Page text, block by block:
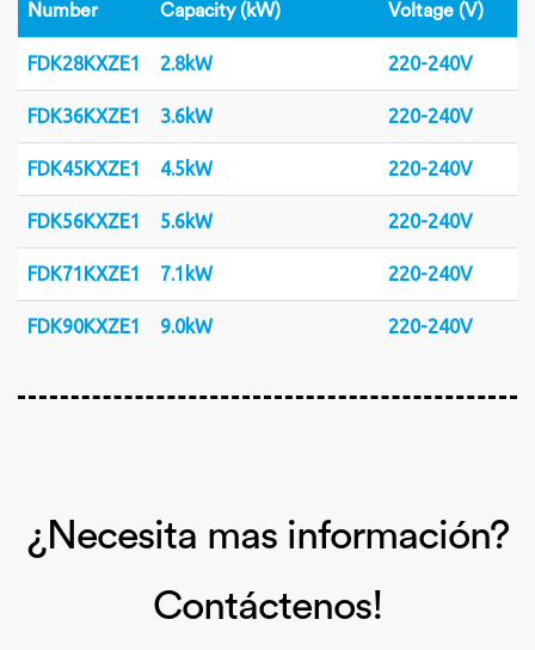
Number
Capacity (kW)
Voltage (V)
FDK28KXZE1 2.8kW 220-240V
FDK36KXZE1 3.6kW 220-240V
FDK45KXZE1 4.5kW 220-240V
FDK56KXZE1 5.6kW 220-240V
FDK71KXZE1 7.1kW 220-240V
FDK90KXZE1 9.0kW 220-240V
¿Necesita mas información?
Contáctenos!